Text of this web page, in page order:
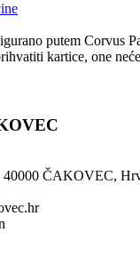
putem Corvus
kartice, one
40000 ČAKOVEC,